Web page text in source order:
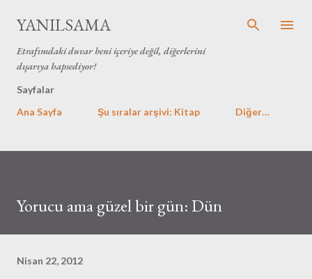
YANILSAMA
Etrafımdaki duvar beni içeriye değil, diğerlerini
dışarıya hapsediyor!
Sayfalar
Ana Sayfa
Şu sıralar arşivi: Kitap Diğer…
Yorucu ama güzel bir gün: Dün
Nisan 22, 2012